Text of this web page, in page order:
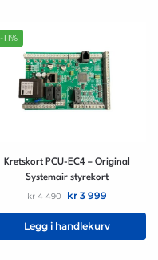
-11%
Kretskort PCU-EC4 – Original
Systemair styrekort
kr4 490 kr3 999
Legg i handlekurv